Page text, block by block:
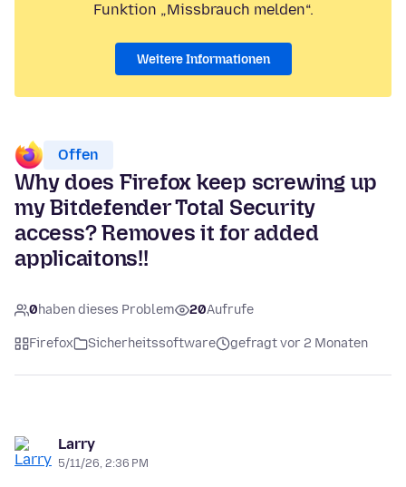
Funktion „Missbrauch melden“.
Weitere Informationen
Offen
Why does Firefox keep screwing up
my Bitdefender Total Security
access? Removes it for added
applicaitons!!
0haben dieses Problem 20Aufrufe
Firefox Sicherheitssoftware gefragt vor 2 Monaten
Larry
5/11/26, 2:36 PM